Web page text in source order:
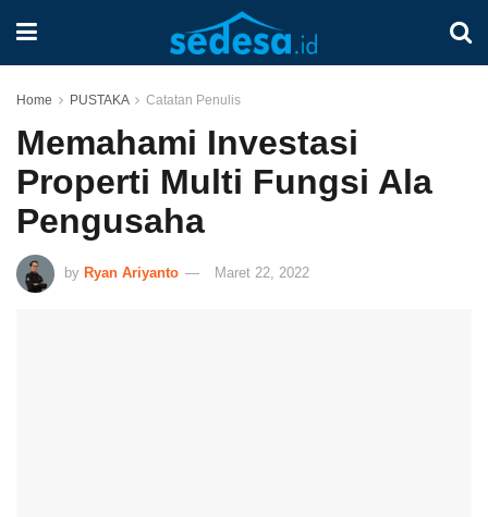
Home PUSTAKA Catatan Penulis
Memahami Investasi
Properti Multi Fungsi Ala
Pengusaha
by Ryan Ariyanto Maret 22, 2022